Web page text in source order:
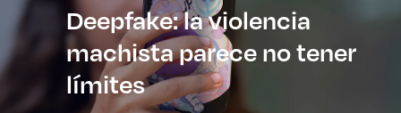
Deepfake: la violencia
machista parece no tener
límites